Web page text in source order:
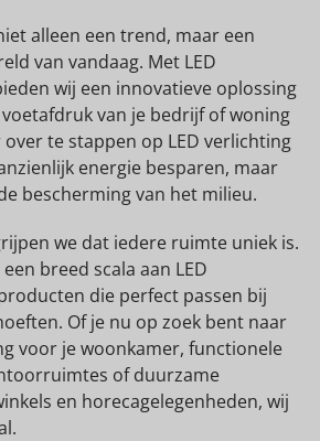
alleen een trend, maar een
van vandaag. Met LED
wij een innovatieve oplossing
van je bedrijf of woning
te stappen op LED verlichting
energie besparen, maar
bescherming van het milieu.
we dat iedere ruimte uniek is.
breed scala aan LED
die perfect passen bij
Of je nu op zoek bent naar
voor je woonkamer, functionele
of duurzame
en horecagelegenheden, wij